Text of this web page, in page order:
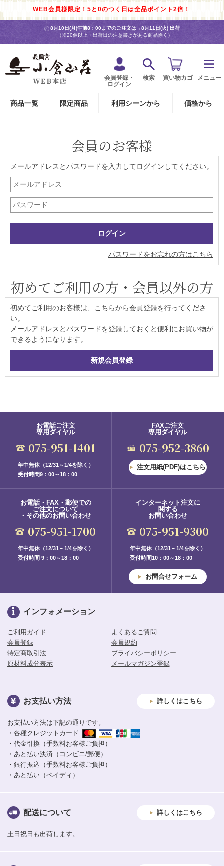
WEB会員様限定！5と0のつく日は全品ポイント2倍！
8月10日(月)午前8：00までのご注文は→8月11日(火) 出荷
（※20個以上・出荷日の注意書きがある商品除く）
会員登録・
ログイン
検索 買い物カゴ メニュー
商品一覧 限定商品 利用シーンから 価格から
会員のお客様
メールアドレスとパスワードを入力してログインしてください。
パスワードをお忘れの方はこちら
初めてご利用の方・会員以外の方
初めてご利用のお客様は、こちらから会員登録を行ってくださ
い。
メールアドレスとパスワードを登録しておくと便利にお買い物が
できるようになります。
お電話ご注文
専用ダイヤル
075-951-1401
年中無休（12/31～1/4を除く）
受付時間9：00～18：00
FAXご注文
専用ダイヤル
075-952-3860
注文用紙(PDF)はこちら
お電話・FAX・郵便での
ご注文について
・その他のお問い合わせ
075-951-1700
年中無休（12/31～1/4を除く）
受付時間 9：00～18：00
インターネット注文に
関する
お問い合わせ
075-951-9300
年中無休（12/31～1/4を除く）
受付時間10：00～18：00
お問合せフォーム
インフォメーション
ご利用ガイド
よくあるご質問
会員登録
会員規約
特定商取引法
プライバシーポリシー
原材料成分表示
メールマガジン登録
お支払い方法 詳しくはこちら
お支払い方法は下記の通りです。
・各種クレジットカード
・代金引換（手数料お客様ご負担）
・あと払い決済（コンビニ/郵便）
・銀行振込（手数料お客様ご負担）
・あと払い（ペイディ）
配送について 詳しくはこちら
土日祝日も出荷します。